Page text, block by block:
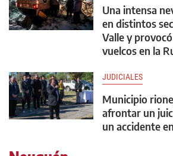
Una intensa
en distintos
Valle y
vuelcos en la
JUDICIALES
Municipio
afrontar un
un accidente